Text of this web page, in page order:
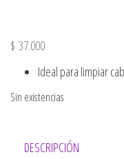
$ 37.000
Ideal para limpiar
Sin existencias
DESCRIPCIÓN